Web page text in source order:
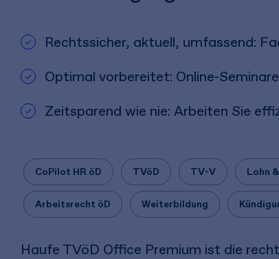
Rechtssicher, aktuell, umfassend:
Optimal vorbereitet: Online-
Zeitsparend wie nie: Arbeiten Sie
CoPilot HR öD TVöD TV-V Lohn
Arbeitsrecht öD Weiterbildung
Haufe TVöD Office Premium ist die